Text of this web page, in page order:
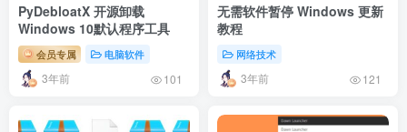
PyDebloatX 开源卸载
Windows 10默认程序工具
会员专属 电脑软件
3年前 101
无需软件暂停 Windows 更新
教程
网络技术
3年前 121